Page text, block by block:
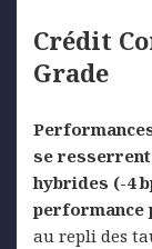
Crédit
Grade
se
hybrides (-4
performance
au repli des